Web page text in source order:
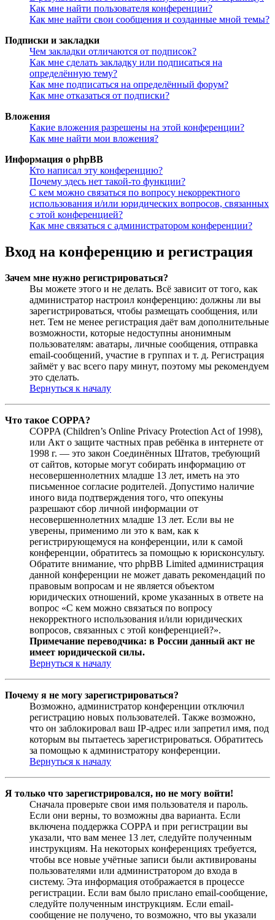
Как мне найти пользователя конференции?
Как мне найти свои сообщения и созданные мной темы?
Подписки и закладки
Чем закладки отличаются от подписок?
Как мне сделать закладку или подписаться на
определённую тему?
Как мне подписаться на определённый форум?
Как мне отказаться от подписки?
Вложения
Какие вложения разрешены на этой конференции?
Как мне найти мои вложения?
Информация о phpBB
Кто написал эту конференцию?
Почему здесь нет такой-то функции?
С кем можно связаться по вопросу некорректного
использования и/или юридических вопросов, связанных
с этой конференцией?
Как мне связаться с администратором конференции?
Вход на конференцию и регистрация
Зачем мне нужно регистрироваться?
Вы можете этого и не делать. Всё зависит от того, как
администратор настроил конференцию: должны ли вы
зарегистрироваться, чтобы размещать сообщения, или
нет. Тем не менее регистрация даёт вам дополнительные
возможности, которые недоступны анонимным
пользователям: аватары, личные сообщения, отправка
email-сообщений, участие в группах и т. д. Регистрация
займёт у вас всего пару минут, поэтому мы рекомендуем
это сделать.
Вернуться к началу
Что такое COPPA?
COPPA (Children’s Online Privacy Protection Act of 1998),
или Акт о защите частных прав ребёнка в интернете от
1998 г. — это закон Соединённых Штатов, требующий
от сайтов, которые могут собирать информацию от
несовершеннолетних младше 13 лет, иметь на это
письменное согласие родителей. Допустимо наличие
иного вида подтверждения того, что опекуны
разрешают сбор личной информации от
несовершеннолетних младше 13 лет. Если вы не
уверены, применимо ли это к вам, как к
регистрирующемуся на конференции, или к самой
конференции, обратитесь за помощью к юрисконсульту.
Обратите внимание, что phpBB Limited администрация
данной конференции не может давать рекомендаций по
правовым вопросам и не является объектом
юридических отношений, кроме указанных в ответе на
вопрос «С кем можно связаться по вопросу
некорректного использования и/или юридических
вопросов, связанных с этой конференцией?».
Примечание переводчика: в России данный акт не
имеет юридической силы.
Вернуться к началу
Почему я не могу зарегистрироваться?
Возможно, администратор конференции отключил
регистрацию новых пользователей. Также возможно,
что он заблокировал ваш IP-адрес или запретил имя, под
которым вы пытаетесь зарегистрироваться. Обратитесь
за помощью к администратору конференции.
Вернуться к началу
Я только что зарегистрировался, но не могу войти!
Сначала проверьте свои имя пользователя и пароль.
Если они верны, то возможны два варианта. Если
включена поддержка COPPA и при регистрации вы
указали, что вам менее 13 лет, следуйте полученным
инструкциям. На некоторых конференциях требуется,
чтобы все новые учётные записи были активированы
пользователями или администратором до входа в
систему. Эта информация отображается в процессе
регистрации. Если вам было прислано email-сообщение,
следуйте полученным инструкциям. Если email-
сообщение не получено, то возможно, что вы указали